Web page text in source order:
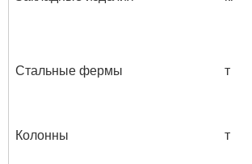
Стальные фермы т
Колонны т